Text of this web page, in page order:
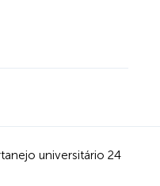
universitário 24